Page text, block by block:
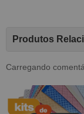
Produtos
Carregando